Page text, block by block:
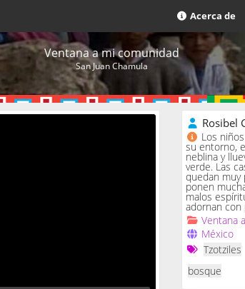
Acerca de
Ventana a mi comunidad
San Juan Chamula
Rosibel
Los
su entorno,
neblina y
verde. Las
quedan muy
ponen
malos
adornan
Ventana
México
Tzotziles
bosque